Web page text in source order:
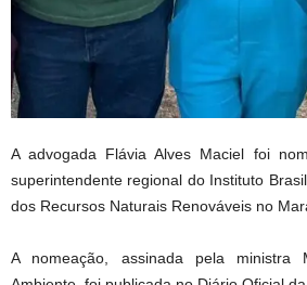
A advogada Flávia Alves Maciel foi
superintendente regional do Instituto
dos Recursos Naturais Renováveis no
A nomeação, assinada pela ministra